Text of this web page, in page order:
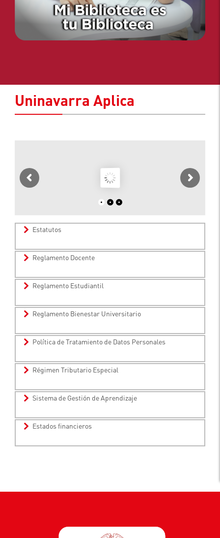
Uninavarra Aplica
Estatutos
Reglamento Docente
Reglamento Estudiantil
Reglamento Bienestar Universitario
Política de Tratamiento de Datos Personales
Régimen Tributario Especial
Sistema de Gestión de Aprendizaje
Estados financieros